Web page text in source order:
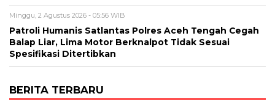
Minggu, 2 Agustus 2026 - 05:56 WIB
Patroli Humanis Satlantas Polres Aceh Tengah Cegah
Balap Liar, Lima Motor Berknalpot Tidak Sesuai
Spesifikasi Ditertibkan
BERITA TERBARU